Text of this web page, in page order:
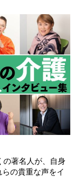
の著名人が、自身
の貴重な声をイ